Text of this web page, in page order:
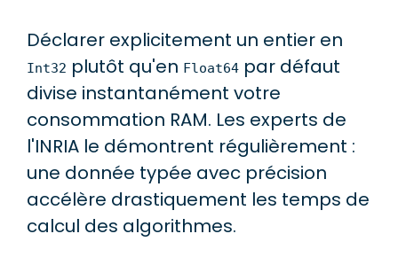
Déclarer explicitement un entier en
Int32 plutôt qu'en Float64 par défaut
divise instantanément votre
consommation RAM. Les experts de
l'INRIA le démontrent régulièrement :
une donnée typée avec précision
accélère drastiquement les temps de
calcul des algorithmes.